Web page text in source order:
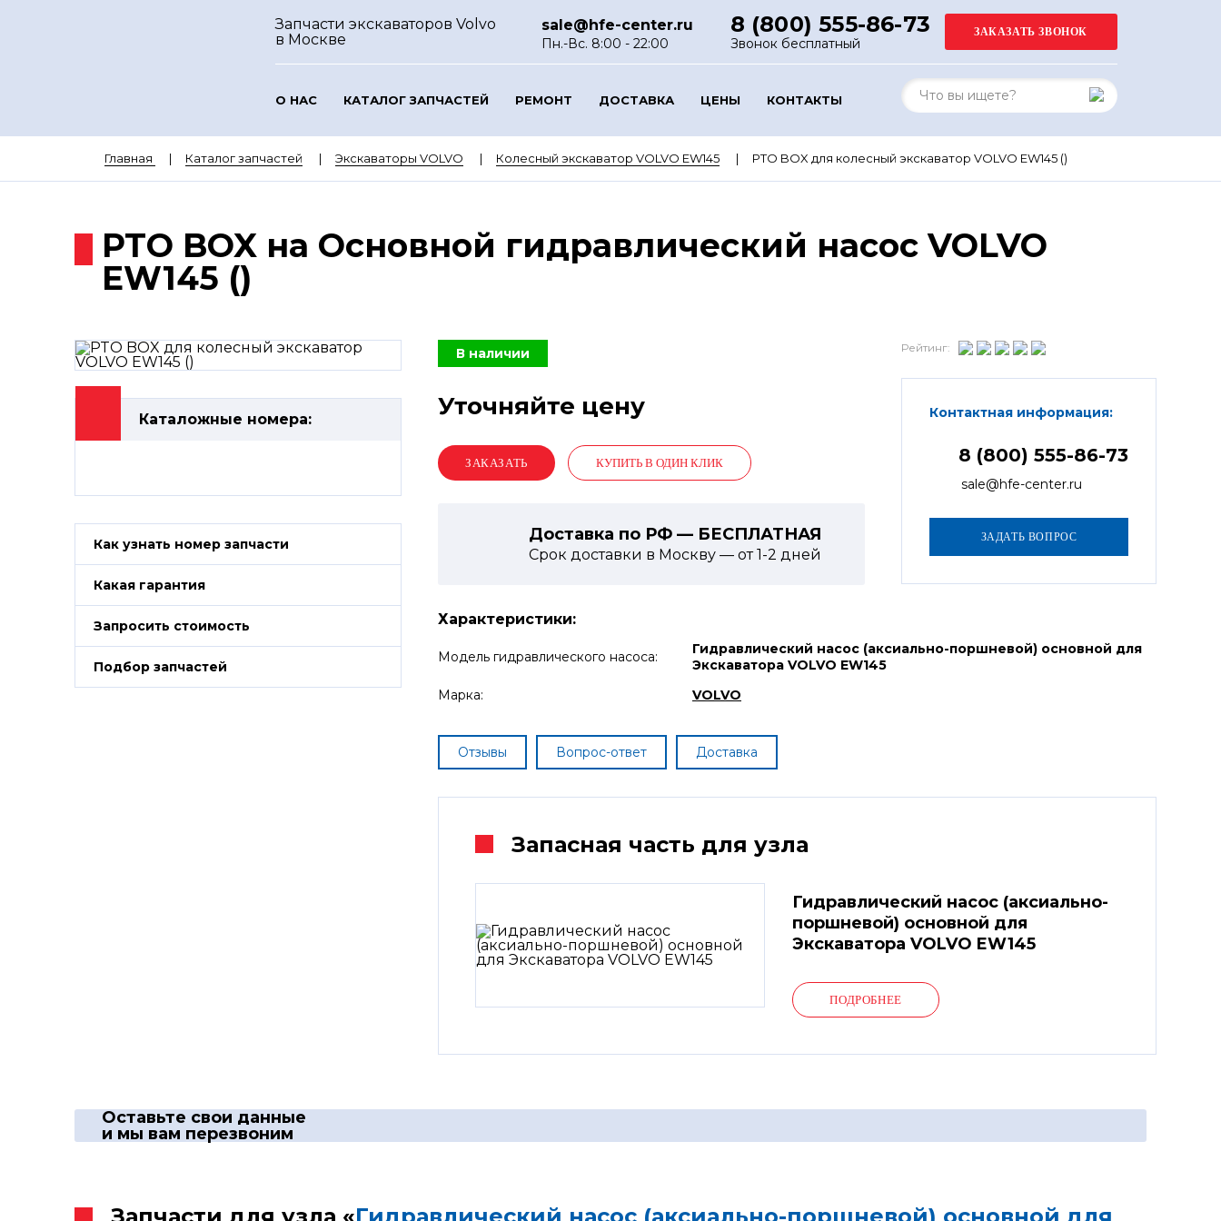
Запчасти экскаваторов Volvo
в Москве
sale@hfe-center.ru
Пн.-Вс. 8:00 - 22:00
8 (800) 555-86-73
Звонок бесплатный
О НАС КАТАЛОГ ЗАПЧАСТЕЙ РЕМОНТ ДОСТАВКА ЦЕНЫ КОНТАКТЫ
Главная Каталог запчастей Экскаваторы VOLVO Колесный экскаватор VOLVO EW145 PTO BOX для колесный экскаватор VOLVO EW145 ()
PTO BOX на Основной гидравлический насос VOLVO
EW145 ()
Каталожные номера:
Как узнать номер запчасти
Какая гарантия
Запросить стоимость
Подбор запчастей
В наличии
Уточняйте цену
КУПИТЬ В ОДИН КЛИК
Доставка по РФ — БЕСПЛАТНАЯ
Срок доставки в Москву — от1-2 дней
Рейтинг:
Контактная информация:
8 (800) 555-86-73
sale@hfe-center.ru
Характеристики:
Модель гидравлического насоса:
Гидравлический насос (аксиально-поршневой) основной для
Экскаватора VOLVO EW145
Марка:
VOLVO
Отзывы Вопрос-ответ Доставка
Запасная часть для узла
Гидравлический насос (аксиально-
поршневой) основной для
Экскаватора VOLVO EW145
ПОДРОБНЕЕ
Оставьте свои данные
и мы вам перезвоним